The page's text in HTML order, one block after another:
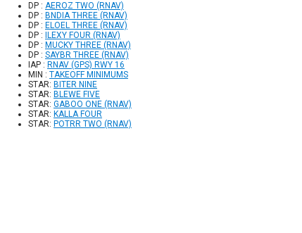
DP : AEROZ TWO (RNAV)
DP : BNDIA THREE (RNAV)
DP : ELOEL THREE (RNAV)
DP :
ILEXY FOUR (RNAV)
DP : MUCKY THREE (RNAV)
DP : SAYBR THREE (RNAV)
IAP : RNAV (GPS) RWY 16
MIN : TAKEOFF MINIMUMS
STAR: BITER NINE
STAR: BLEWE FIVE
STAR: GABOO ONE (RNAV)
STAR: KALLA FOUR
STAR: POTRR TWO (RNAV)